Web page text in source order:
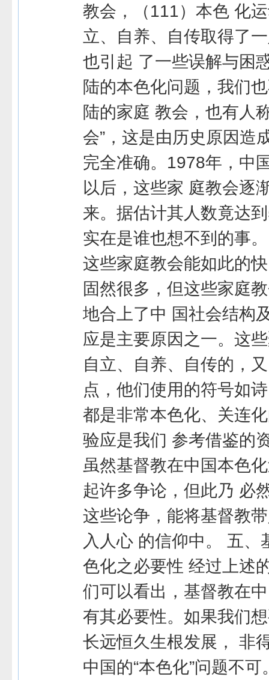
教会，（111）本色 化
立、自养、自传取得了
也引起 了一些误解与困
陆的本色化问题，我们
陆的家庭 教会，也有人
会”，这是由历史原因造
完全准确。1978年，中
以后，这些家 庭教会逐
来。据估计其人数竟达
实在是谁也想不到的事
这些家庭教会能如此的
固然很多，但这些家庭
地合上了中 国社会结构
应是主要原因之一。这
自立、自养、自传的，
点，他们使用的符号如
都是非常本色化、关连
验应是我们 参考借鉴的
虽然基督教在中国本色
起许多争论，但此乃 必
这些论争，能将基督教
入人心 的信仰中。 五、
色化之必要性 经过上述
们可以看出，基督教在
有其必要性。如果我们
长远恒久生根发展， 非
中国的“本色化”问题不